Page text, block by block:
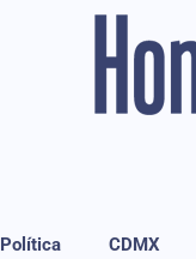
Política CDMX